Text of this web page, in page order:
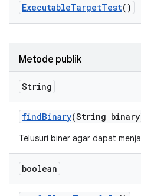
ExecutableTargetTest()
Metode publik
String
findBinary(String
Telusuri biner agar dapat
boolean